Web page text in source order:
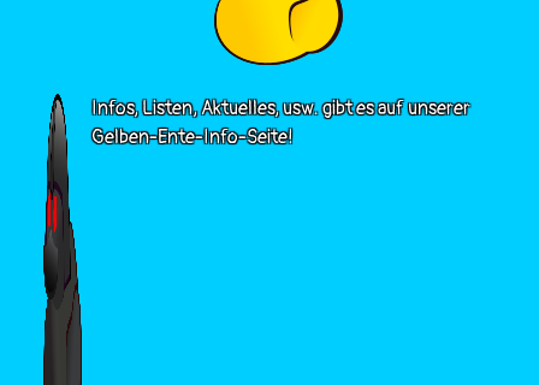
Infos, Listen, Aktuelles, usw. gibt es auf unserer
Gelben-Ente-Info-Seite!